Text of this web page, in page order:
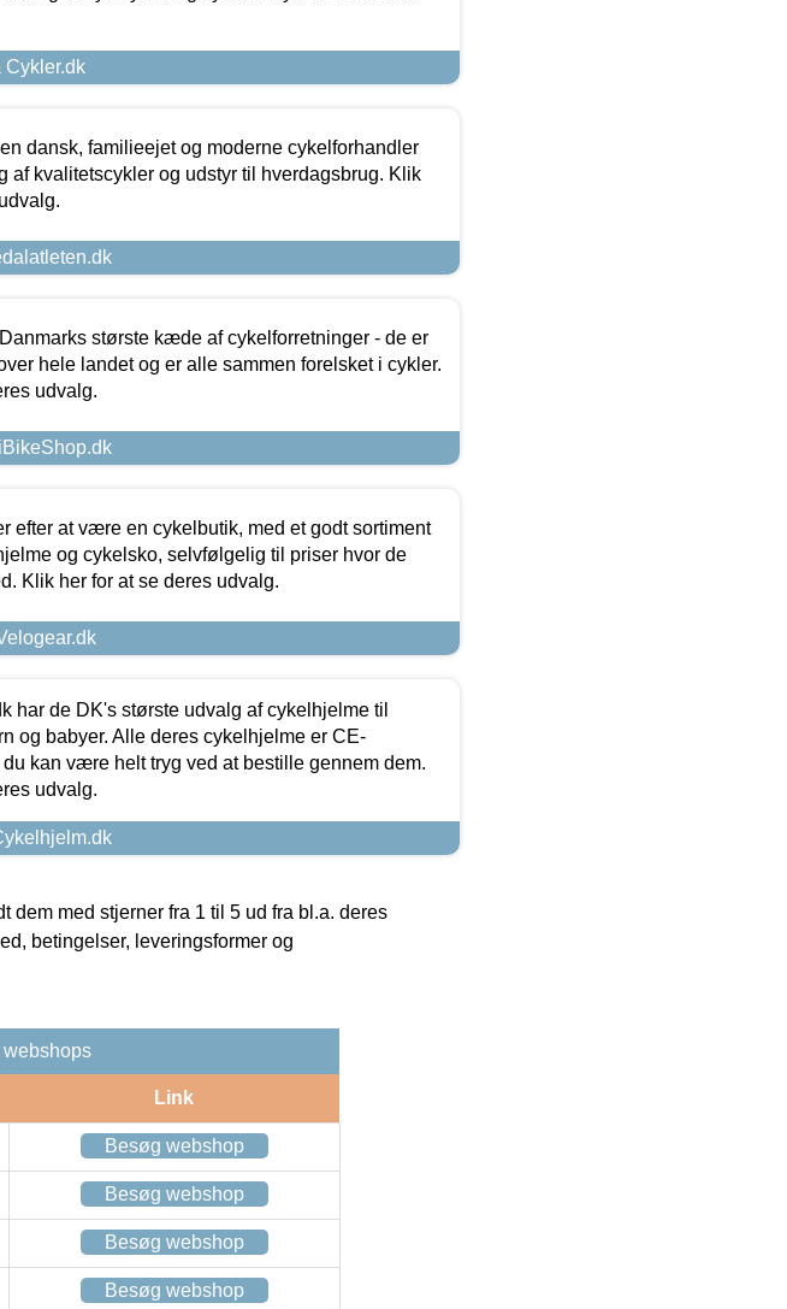
Cykler.dk
dansk, familieejet og moderne cykelforhandler
af kvalitetscykler og udstyr til hverdagsbrug. Klik
største kæde af cykelforretninger - de er
hele landet og er alle sammen forelsket i cykler.
udvalg.
efter at være en cykelbutik, med et godt sortiment
og cykelsko, selvfølgelig til priser hvor de
Klik her for at se deres udvalg.
har de DK's største udvalg af cykelhjelme til
og babyer. Alle deres cykelhjelme er CE-
kan være helt tryg ved at bestille gennem dem.
udvalg.
med stjerner fra 1 til 5 ud fra bl.a. deres
betingelser, leveringsformer og
webshops
Link
Besøg webshop
Besøg webshop
Besøg webshop
Besøg webshop